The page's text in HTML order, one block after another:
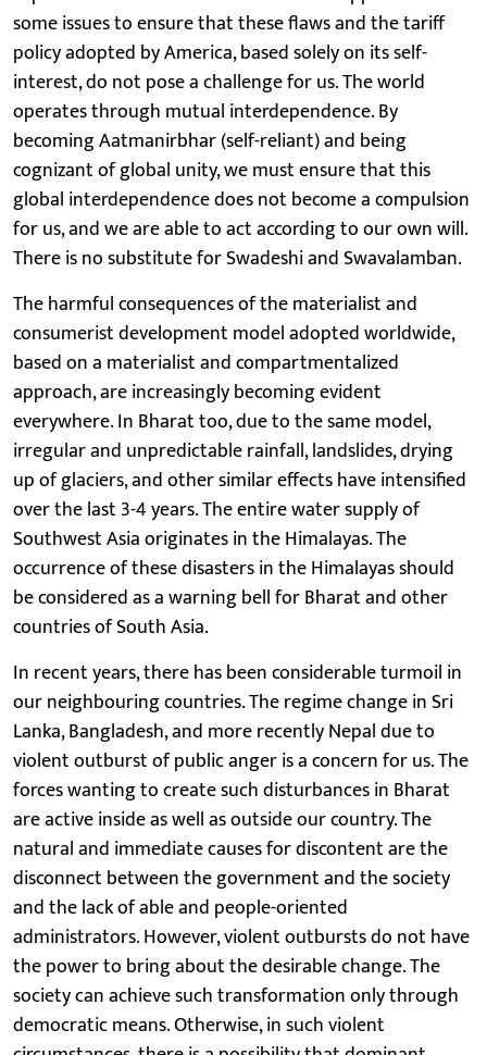
some issues to ensure that these flaws and the tariff
policy adopted by America, based solely on its self-
interest, do not pose a challenge for us. The world
operates through mutual interdependence. By
becoming Aatmanirbhar (self-reliant) and being
cognizant of global unity, we must ensure that this
global interdependence does not become a compulsion
for us, and we are able to act according to our own will.
There is no substitute for Swadeshi and Swavalamban.
The harmful consequences of the materialist and
consumerist development model adopted worldwide,
based on a materialist and compartmentalized
approach, are increasingly becoming evident
everywhere. In Bharat too, due to the same model,
irregular and unpredictable rainfall, landslides, drying
up of glaciers, and other similar effects have intensified
over the last 3-4 years. The entire water supply of
Southwest Asia originates in the Himalayas. The
occurrence of these disasters in the Himalayas should
be considered as a warning bell for Bharat and other
countries of South Asia.
In recent years, there has been considerable turmoil in
our neighbouring countries. The regime change in Sri
Lanka, Bangladesh, and more recently Nepal due to
violent outburst of public anger is a concern for us. The
forces wanting to create such disturbances in Bharat
are active inside as well as outside our country. The
natural and immediate causes for discontent are the
disconnect between the government and the society
and the lack of able and people-oriented
administrators. However, violent outbursts do not have
the power to bring about the desirable change. The
society can achieve such transformation only through
democratic means. Otherwise, in such violent